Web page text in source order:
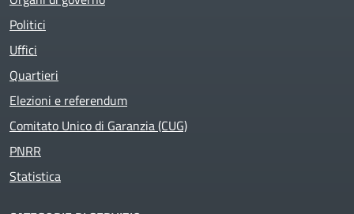
Politici
Uffici
Quartieri
Elezioni e referendum
Comitato Unico di Garanzia (CUG)
PNRR
Statistica